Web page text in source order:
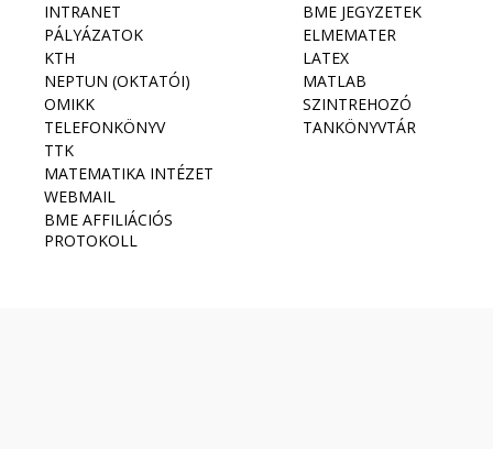
INTRANET
PÁLYÁZATOK
KTH
NEPTUN (OKTATÓI)
OMIKK
TELEFONKÖNYV
TTK
MATEMATIKA INTÉZET
WEBMAIL
BME AFFILIÁCIÓS
PROTOKOLL
BME JEGYZETEK
ELMEMATER
LATEX
MATLAB
SZINTREHOZÓ
TANKÖNYVTÁR